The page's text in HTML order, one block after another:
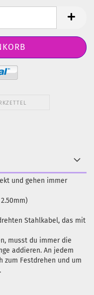
und gehen immer
Stahlkabel, das mit
musst du immer die
addieren. An jedem
zum Festdrehen und um